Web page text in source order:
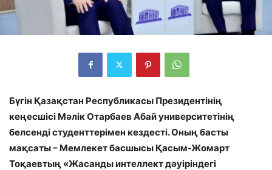
Бүгін Қазақстан Республикасы Президентінің
кеңесшісі Мәлік Отарбаев Абай университетінің
белсенді студенттерімен кездесті. Оның басты
мақсаты – Мемлекет басшысы Қасым-Жомарт
Тоқаевтың «Жасанды интеллект дәуіріндегі